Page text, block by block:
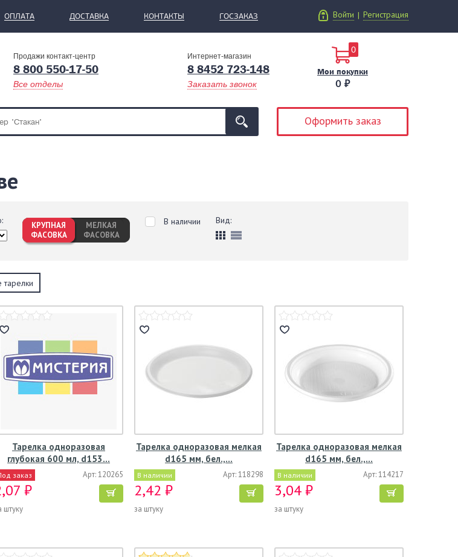
ОПЛАТА ДОСТАВКА КОНТАКТЫ ГОСЗАКАЗ Войти | Регистрация
Продажи контакт-центр
8 800 550-17-50
Все отделы
Интернет-магазин
8 8452 723-148
Заказать звонок
0
Мои покупки
0 ₽
Оформить заказ
КРУПНАЯ
ФАСОВКА
МЕЛКАЯ
ФАСОВКА
В наличии Вид:
тарелки
Тарелка одноразовая
глубокая 600 мл, d153…
заказ Арт: 120265
₽
штуку
Тарелка одноразовая мелкая
d165 мм, бел.,…
В наличии Арт: 118298
2,42 ₽
за штуку
Тарелка одноразовая мелкая
d165 мм, бел.,…
В наличии Арт: 114217
3,04 ₽
за штуку